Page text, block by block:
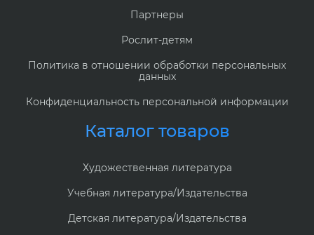
Партнеры
Рослит-детям
Политика в отношении обработки персональных
данных
Конфиденциальность персональной информации
Каталог товаров
Художественная литература
Учебная литература/Издательства
Детская литература/Издательства